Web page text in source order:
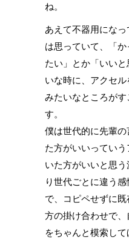
ね。
あえて不器用にな
は思っていて、「
たい」とか「いい
いな時に、アクセ
みたいなところが
す。
僕は世代的に先輩
た方がいいってい
いた方がいいと思
り世代ごとに違う
で、コピペせずに
方の掛け合わせで
をちゃんと模索して